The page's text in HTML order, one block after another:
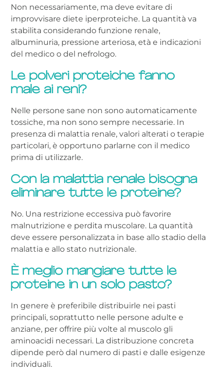
Non necessariamente, ma deve evitare di
improvvisare diete iperproteiche. La quantità va
stabilita considerando funzione renale,
albuminuria, pressione arteriosa, età e indicazioni
del medico o del nefrologo.
Le polveri proteiche fanno
male ai reni?
Nelle persone sane non sono automaticamente
tossiche, ma non sono sempre necessarie. In
presenza di malattia renale, valori alterati o terapie
particolari, è opportuno parlarne con il medico
prima di utilizzarle.
Con la malattia renale bisogna
eliminare tutte le proteine?
No. Una restrizione eccessiva può favorire
malnutrizione e perdita muscolare. La quantità
deve essere personalizzata in base allo stadio della
malattia e allo stato nutrizionale.
È meglio mangiare tutte le
proteine in un solo pasto?
In genere è preferibile distribuirle nei pasti
principali, soprattutto nelle persone adulte e
anziane, per offrire più volte al muscolo gli
aminoacidi necessari. La distribuzione concreta
dipende però dal numero di pasti e dalle esigenze
individuali.